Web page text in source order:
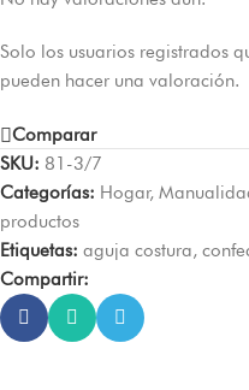
Solo los usuarios registrados
pueden hacer una valoración.
Comparar
SKU: 81-3/7
Categorías: Hogar,
productos
Etiquetas: aguja costura,
Compartir: